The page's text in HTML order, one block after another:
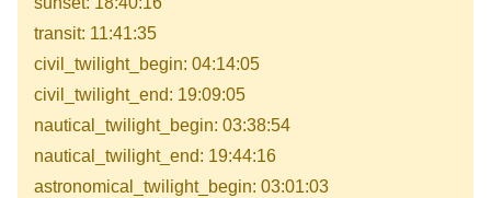
transit: 11:41:35
civil_twilight_begin: 04:14:05
civil_twilight_end: 19:09:05
nautical_twilight_begin: 03:38:54
nautical_twilight_end: 19:44:16
astronomical_twilight_begin: 03:01:03